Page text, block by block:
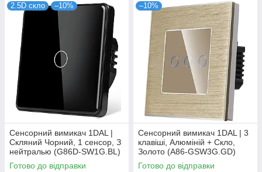
2.5D скло –10%
Сенсорний вимикач 1DAL |
Скляний Чорний, 1 сенсор, З
нейтралью (G86D-SW1G.BL)
Готово до відправки
–10%
Сенсорний вимикач 1DAL | 3
клавіші, Алюміній + Скло,
Золото (A86-GSW3G.GD)
Готово до відправки